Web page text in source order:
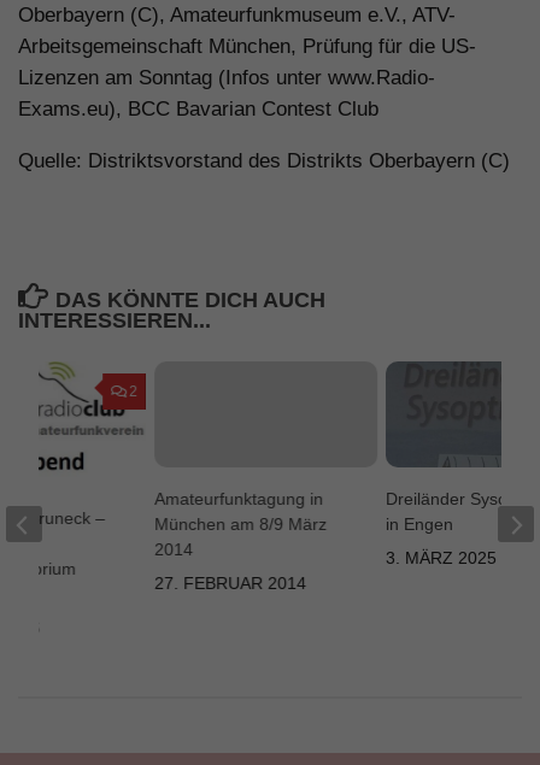
Oberbayern (C), Amateurfunkmuseum e.V., ATV-
Arbeitsgemeinschaft München, Prüfung für die US-
Lizenzen am Sonntag (Infos unter www.Radio-
Exams.eu), BCC Bavarian Contest Club
Quelle: Distriktsvorstand des Distrikts Oberbayern (C)
DAS KÖNNTE DICH AUCH
INTERESSIEREN...
Amateurfunktagung in
München am 8/9 März
2014
27. FEBRUAR 2014
Dreiländer Sysop-
in Engen
3. MÄRZ 2025
2
in Bruneck –